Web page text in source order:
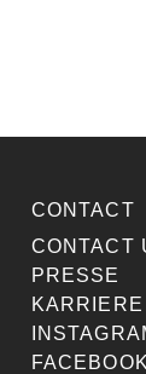
CONTACT
CONTACT
PRESSE
KARRIERE
FACEBOOK